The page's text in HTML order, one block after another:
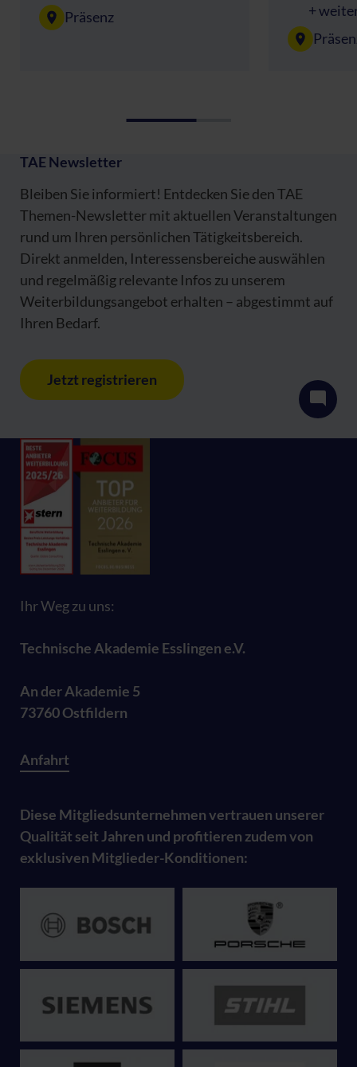
Präsenz
+
TAE Newsletter
Bleiben Sie informiert! Entdecken Sie den TAE
Themen-Newsletter mit aktuellen Veranstaltungen
rund um Ihren persönlichen Tätigkeitsbereich.
Direkt anmelden, Interessensbereiche auswählen
und regelmäßig relevante Infos zu unserem
Weiterbildungsangebot erhalten – abgestimmt auf
Ihren Bedarf.
Jetzt registrieren
Ihr Weg zu uns:
Technische Akademie Esslingen e.V.
An der Akademie 5
73760 Ostfildern
Anfahrt
Diese Mitgliedsunternehmen vertrauen unserer
Qualität seit Jahren und profitieren zudem von
exklusiven Mitglieder-Konditionen: